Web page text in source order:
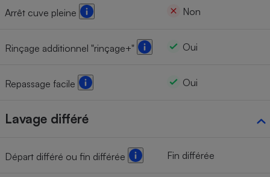
Arrêt cuve pleine Non
Rinçage additionnel "rinçage+" Oui
Repassage facile Oui
Lavage différé
Départ différé ou fin différée Fin différée